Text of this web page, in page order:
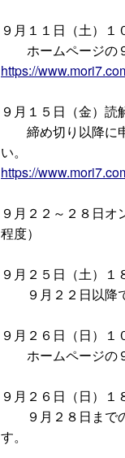
９月１１日（土）
ホームページの９
https://
９月１５日（金）読
締め切り以降に申
い。
https://
９月２２～２８日
程度）
９月２５日（土）
９月２２日以降で
９月２６日（日）
ホームページの９
９月２６日（日）
９月２８日までの
す。